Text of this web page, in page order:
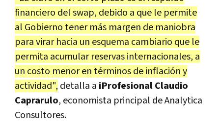
financiero del swap, debido a que le permite
al Gobierno tener más margen de maniobra
para virar hacia un esquema cambiario que le
permita acumular reservas internacionales, a
un costo menor en términos de inflación y
actividad", detalla a iProfesionalClaudio
Caprarulo, economista principal de Analytica
Consultores.